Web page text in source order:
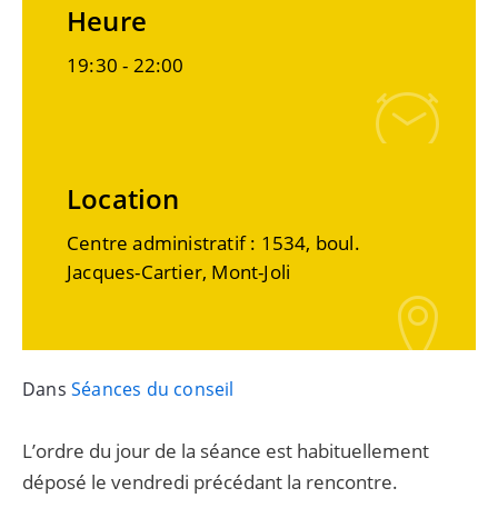
Heure
19:30 - 22:00
Location
Centre administratif : 1534, boul.
Jacques-Cartier, Mont-Joli
Dans Séances du conseil
L’ordre du jour de la séance est habituellement
déposé le vendredi précédant la rencontre.